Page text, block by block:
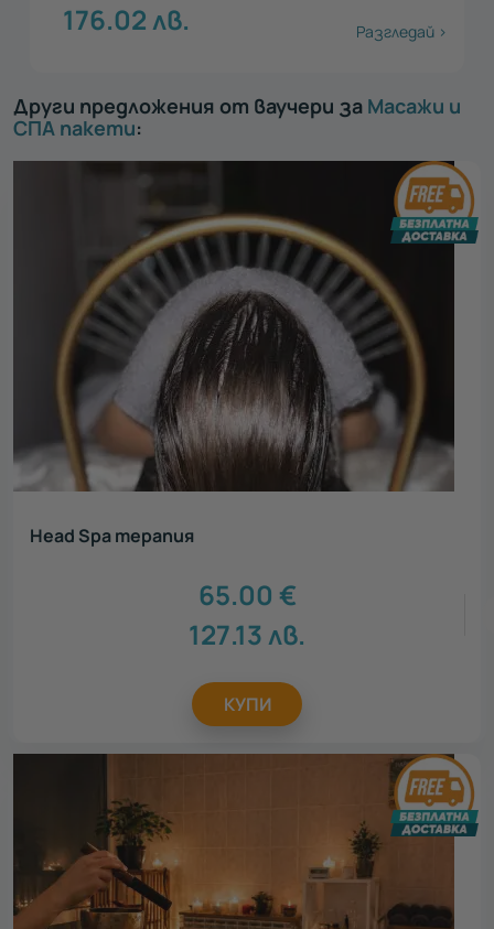
127.13лв. Разгледай >
Други предложения от ваучери за Масажи и
СПА пакети:
Head Spa терапия
65.00 €
127.13лв.
КУПИ